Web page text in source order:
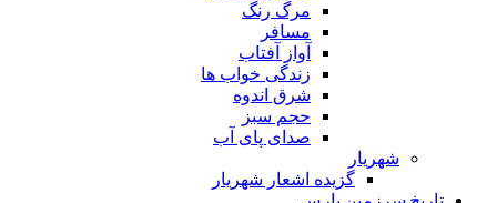
مرگ رنگ
مسافر
آواز آفتاب
زندگی خواب ها
شرق اندوه
حجم سبز
صدای پای آب
شهریار
گزیده اشعار شهریار